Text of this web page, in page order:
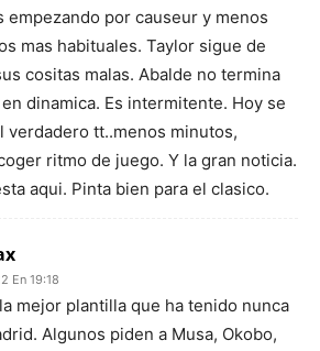
empezando por causeur y menos
mas habituales. Taylor sigue de
cositas malas. Abalde no termina
dinamica. Es intermitente. Hoy se
verdadero tt..menos minutos,
ritmo de juego. Y la gran noticia.
aqui. Pinta bien para el clasico.
En 19:18
mejor plantilla que ha tenido nunca
Algunos piden a Musa, Okobo,